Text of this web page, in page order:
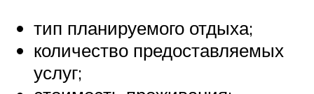
тип планируемого отдыха;
количество предоставляемых
услуг;